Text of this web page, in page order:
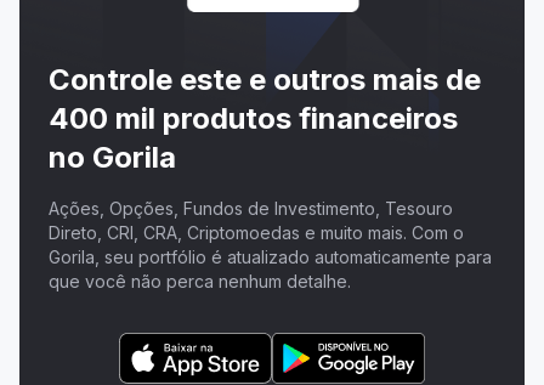
Controle este e outros mais de
400 mil produtos financeiros
no Gorila
Ações, Opções, Fundos de Investimento, Tesouro
Direto, CRI, CRA, Criptomoedas e muito mais. Com o
Gorila, seu portfólio é atualizado automaticamente para
que você não perca nenhum detalhe.